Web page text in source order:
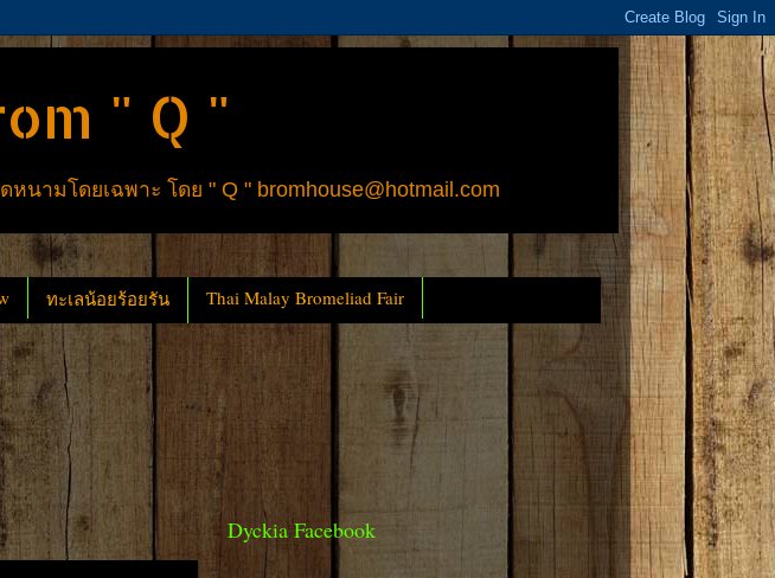
" Q "
ามโดยเฉพาะ โดย " Q " bromhouse@hotmail.com
ทะเลน้อยร้อยรัน Thai Malay Bromeliad Fair
Dyckia Facebook